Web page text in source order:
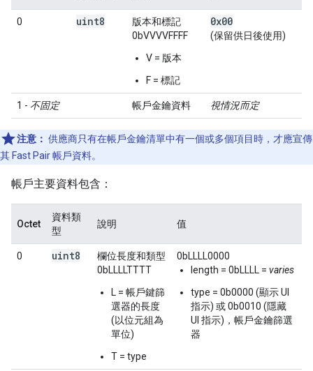
0 uint8
版本和標記
0bVVVVFFFF
V = 版本
F = 標記
0x00
(保留供日後使用)
1 - 不固定 帳戶金鑰資料 視情況而定
注意： 供應商只有在帳戶金鑰清單中有一個或多個項目時，才應宣傳
其 Fast Pair 帳戶資料。
帳戶主要資料包含：
Octet
資料類
型
說明 值
0 uint8
欄位長度和類型
0bLLLLTTTT
L = 帳戶鍵篩
選器的長度
(以位元組為
單位)
T = type
0bLLLL0000
length = 0bLLLL = varies
type = 0b0000 (顯示 UI
指示) 或 0b0010 (隱藏
UI 指示)，帳戶金鑰篩選
器